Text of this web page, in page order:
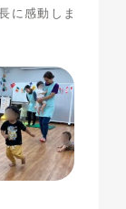
に感動しま